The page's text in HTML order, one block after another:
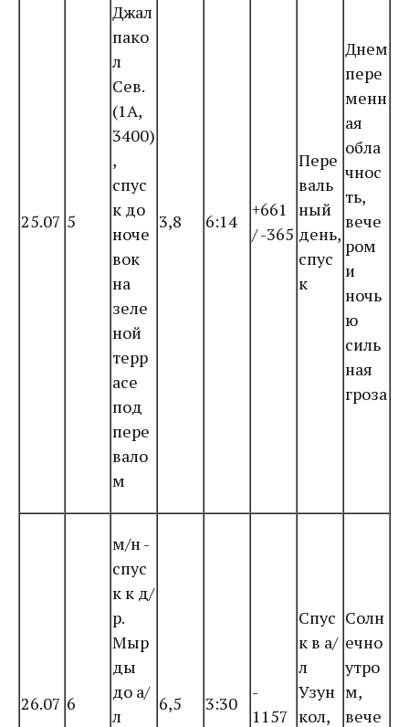
25.07 5
Джал
пако
л
Сев.
(1А,
3400)
,
спус
к до
ноче
вок
на
зеле
ной
терр
асе
под
пере
вало
м
3,8 6:14
+661
/ -365
Пере
валь
ный
день,
спус
к
Днем
пере
менн
ая
обла
чнос
ть,
вече
ром
и
ночь
ю
силь
ная
гроза
26.07 6
м/н -
спус
к к д/
р.
Мыр
ды
до а/
л
6,5 3:30
-
1157
Спус
к в а/
л
Узун
кол,
Солн
ечно
утро
м,
вече